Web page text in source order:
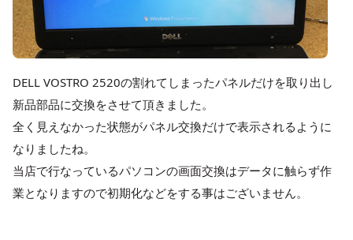
DELL VOSTRO 2520の割れてしまったパネルだけを取り出し
新品部品に交換をさせて頂きました。
全く見えなかった状態がパネル交換だけで表示されるように
なりましたね。
当店で行なっているパソコンの画面交換はデータに触らず作
業となりますので初期化などをする事はございません。